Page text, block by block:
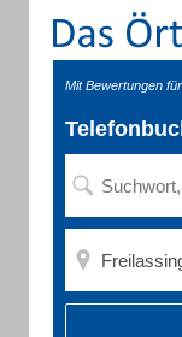
Mit Bewertungen